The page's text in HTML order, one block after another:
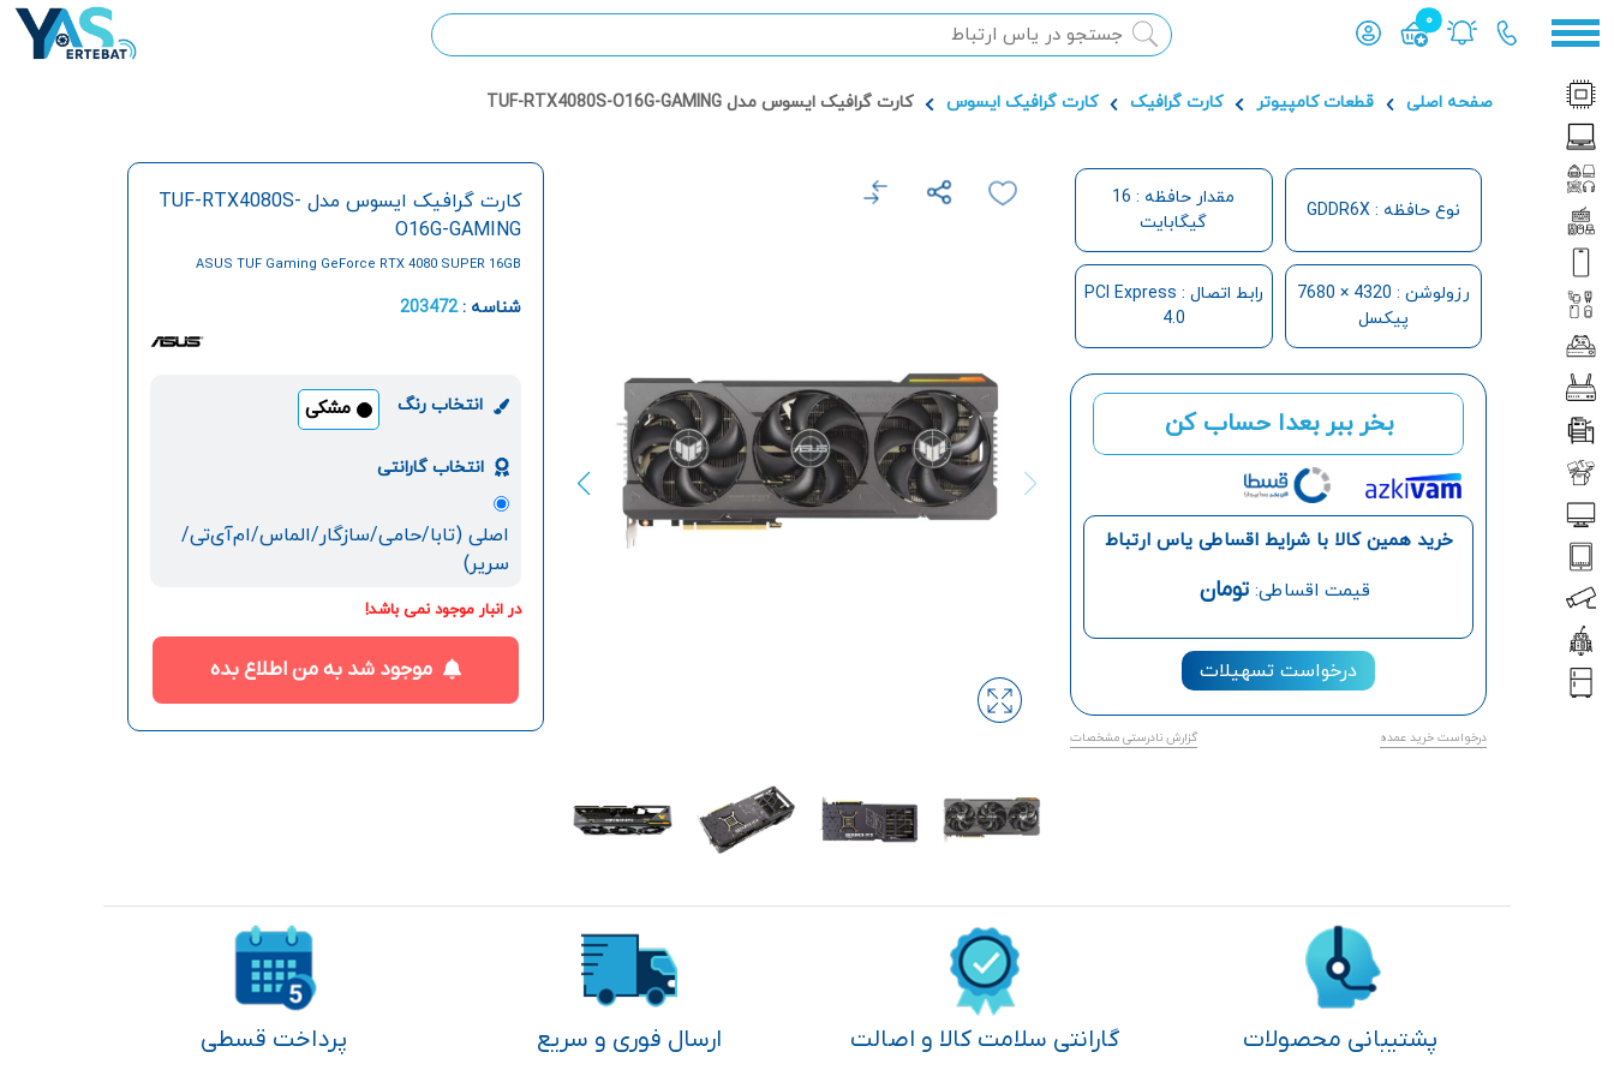
0
محصول افزوده شده به سبد
صفحه اصلی قطعات کامپیوتر کارت گرافیک کارت گرافیک ایسوس کارت گرافیک ایسوس مدل TUF-RTX4080S-O16G-GAMING
نوع حافظه : GDDR6X
مقدار حافظه : 16
گیگابایت
رزولوشن : 4320 × 7680
پیکسل
رابط اتصال : PCI Express
4.0
بخر ببر بعدا حساب کن
خرید همین کالا با شرایط اقساطی یاس ارتباط
قیمت اقساطی:تومان
درخواست تسهیلات
درخواست خرید عمده گزارش نادرستی مشخصات
کارت گرافیک ایسوس مدل TUF-RTX4080S-
O16G-GAMING
ASUS TUF Gaming GeForce RTX 4080 SUPER 16GB
شناسه :203472
انتخاب رنگ مشکی
انتخاب گارانتی
اصلی (تابا/حامی/سازگار/الماس/ام‌آی‌تی/
سریر)
در انبار موجود نمی باشد!
موجود شد به من اطلاع بده
پشتیبانی محصولات گارانتی سلامت کالا و اصالت ارسال فوری و سریع پرداخت قسطی